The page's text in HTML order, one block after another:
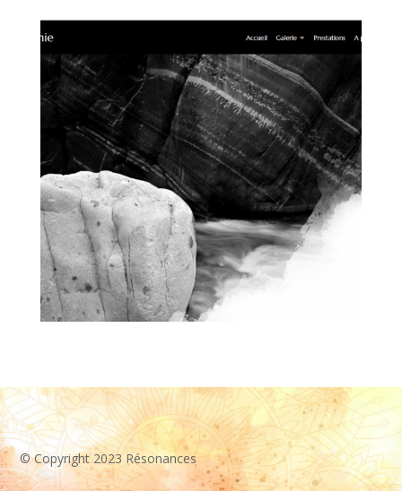
© Copyright 2023 Résonances